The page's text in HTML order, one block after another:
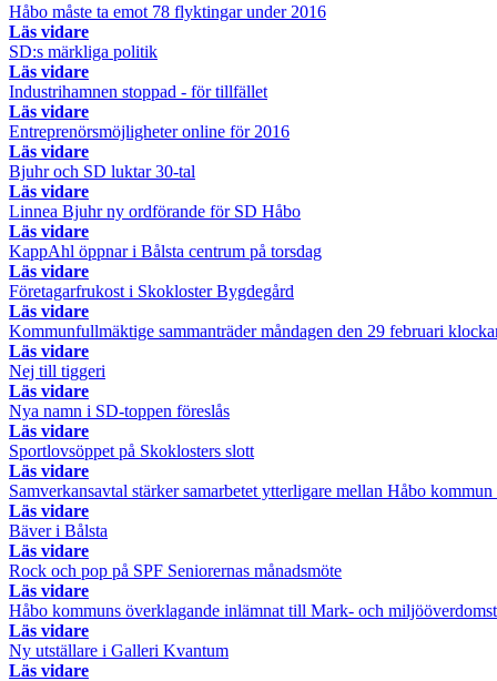
Håbo måste ta emot 78 flyktingar under 2016
Läs vidare
SD:s märkliga politik
Läs vidare
Industrihamnen stoppad - för tillfället
Läs vidare
Entreprenörsmöjligheter online för 2016
Läs vidare
Bjuhr och SD luktar 30-tal
Läs vidare
Linnea Bjuhr ny ordförande för SD Håbo
Läs vidare
KappAhl öppnar i Bålsta centrum på torsdag
Läs vidare
Företagarfrukost i Skokloster Bygdegård
Läs vidare
Kommunfullmäktige sammanträder måndagen den 29 februari
Läs vidare
Nej till tiggeri
Läs vidare
Nya namn i SD-toppen föreslås
Läs vidare
Sportlovsöppet på Skoklosters slott
Läs vidare
Samverkansavtal stärker samarbetet ytterligare mellan Håbo
Läs vidare
Bäver i Bålsta
Läs vidare
Rock och pop på SPF Seniorernas månadsmöte
Läs vidare
Håbo kommuns överklagande inlämnat till Mark- och
Läs vidare
Ny utställare i Galleri Kvantum
Läs vidare